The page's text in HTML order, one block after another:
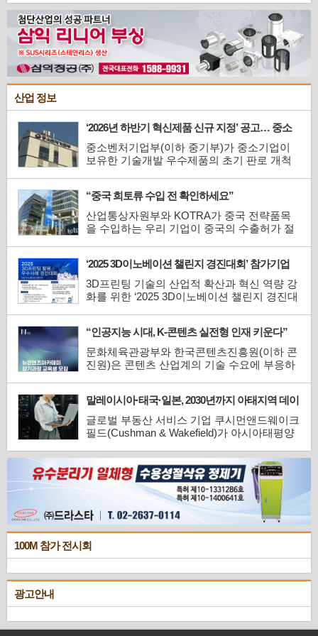
수상하며 처음 선보인 지 1년여 만의 성과다.
국내 17개 공장 검증(PoC)을 통해 안정성과
신뢰성을 확보한 해치는 오는 6월 양산과 더불
어 첫 고객으로 현대차그룹을 맞이한다. 적용
지역은 북미, 고객의 메타플랜트 ...
산업 정보
‘2026년 하반기 혁신제품 신규 지정’ 공고… 중소
기업 공공조달 문턱 낮춘다
중소벤처기업부(이하 중기부)가 중소기업이
보유한 기술개발 우수제품의 초기 판로 개척
7월 10일(금)부터 8월 10일(월)까지 신청 접수
를 진행한다.지난 2020년 도입된 혁신제품 지
정 제도는 중소기업 연구개발(R&D) 지원사업
을 통해 창출된 성과물 중 ...
“중국 희토류 수입 전 확인하세요”
산업통상자원부와 KOTRA가 중국 전략품목
을 수입하는 우리 기업이 중국의 수출허가 절
발간했다.최근 중국은 희토류, 흑연 등 이중용
도(Dual-Use, 만간 및 군사 용도로 모두 사용
할 수 있는 품목) 품목에 대한 수출통제를 강
화하고 있으며, 이에 따라 수...
‘2025 3D이노베이션 챌린지 경진대회’ 참가기업
모집
3D프린팅 기술의 산업적 확산과 혁신 역량 강
화를 위한 ‘2025 3D이노베이션 챌린지 경진대
프린팅연구조합이 공동 주관하는 이번 대회는
3D프린팅 기술을 활용한 창의적이고 실용적
인 혁신 사례를 발굴하고, 이를 산업 전반으로
확산하기 위한 목적으...
“인공지능 시대, K-콘텐츠 실전형 인재 키운다”
문화체육관광부와 한국콘텐츠진흥원(이하 콘
진원)은 콘텐츠 산업계의 기술 수요에 부응하
25일까지 모집한다.뉴콘텐츠아카데미는 기술
기반 콘텐츠 창·제작 역량 강화를 위한 전문
인재 양성 프로그램으로, 국내외 선도기업과
유수 교육기관의 ...
말레이시아·태국·일본, 2030년까지 아태지역 데이
터센터 개발 속도 선도
글로벌 부동산 서비스 기업 쿠시먼앤드웨이크
필드(Cushman & Wakefield)가 아시아태평양
자본시장과 투자 흐름을 종합 분석한 첫 번째
‘아시아태평양 데이터센터 투자환경 보고서
(Asia Pacific Data Centre Investment
Landscape)’를 발간했다.보고서에 따르면, 말
레이시아가 2030년까지 아시아태평양 지역에
서 인...
100M 참가 전시회
광고안내